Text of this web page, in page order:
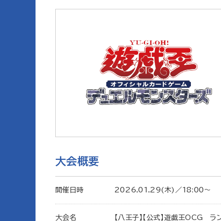
大会概要
開催日時 2026.01.29(木)／18:00〜
大会名 【八王子】【公式】遊戯王OCG ラ